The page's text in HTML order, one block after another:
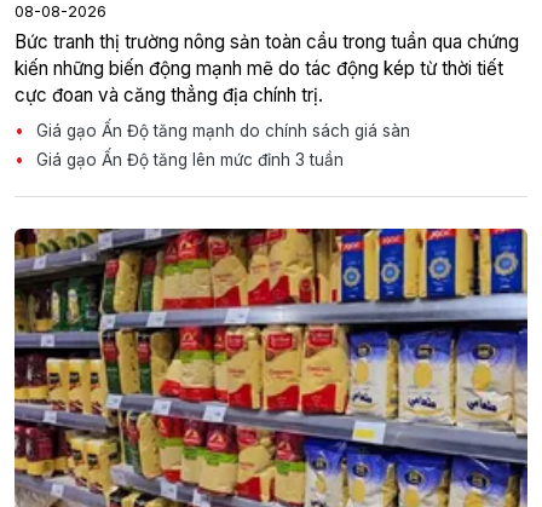
08-08-2026
Bức tranh thị trường nông sản toàn cầu trong tuần qua chứng
kiến những biến động mạnh mẽ do tác động kép từ thời tiết
cực đoan và căng thẳng địa chính trị.
Giá gạo Ấn Độ tăng mạnh do chính sách giá sàn
Giá gạo Ấn Độ tăng lên mức đỉnh 3 tuần